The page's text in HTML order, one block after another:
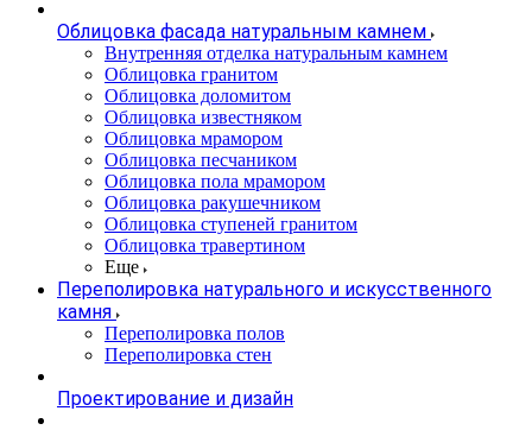
Облицовка фасада натуральным камнем
Внутренняя отделка натуральным камнем
Облицовка гранитом
Облицовка доломитом
Облицовка известняком
Облицовка мрамором
Облицовка песчаником
Облицовка пола мрамором
Облицовка ракушечником
Облицовка ступеней гранитом
Облицовка травертином
Еще
Переполировка натурального и искусственного
камня
Переполировка полов
Переполировка стен
Проектирование и дизайн